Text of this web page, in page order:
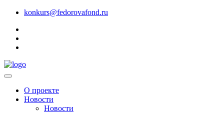
konkurs@fedorovafond.ru
О проекте
Новости
Новости